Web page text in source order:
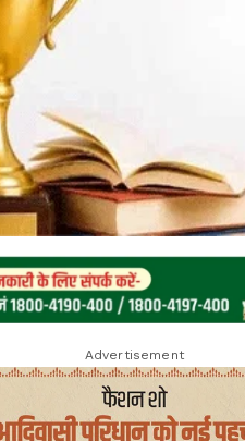
Advertisement